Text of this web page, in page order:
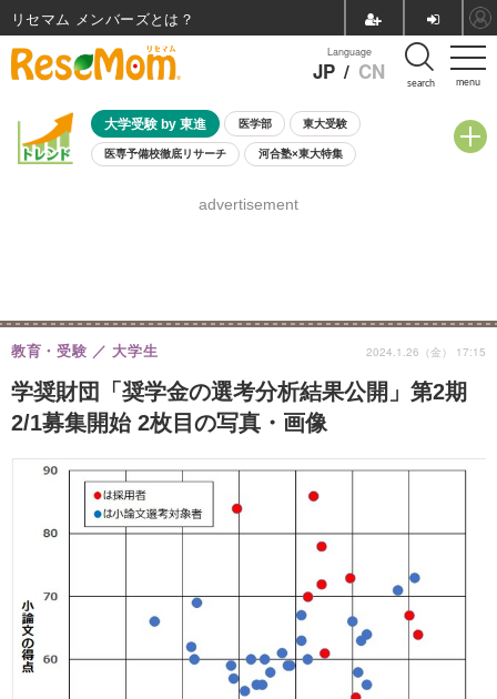
menu
Language
JP / CN search
大学受験 by 東進 医学部 東大受験
医専予備校徹底リサーチ 河合塾×東大特集
8月開催学校説明会・相談会
advertisement
学奨財団「奨学金の選考分析結果公開」第2期
2/1募集開始 2枚目の写真・画像
教育・受験 大学生 2024.1.26（金） 17:15
リセマム メンバーズ